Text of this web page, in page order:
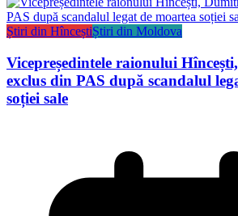
Știri din HînceștiȘtiri din Moldova
Vicepreședintele raionului
exclus din PAS după scandalul
soției sale